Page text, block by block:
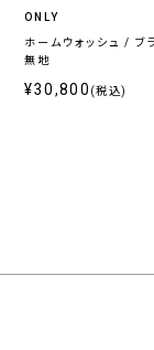
ONLY
ホームウォッシュ / ブ
無地
¥30,800 (税込)